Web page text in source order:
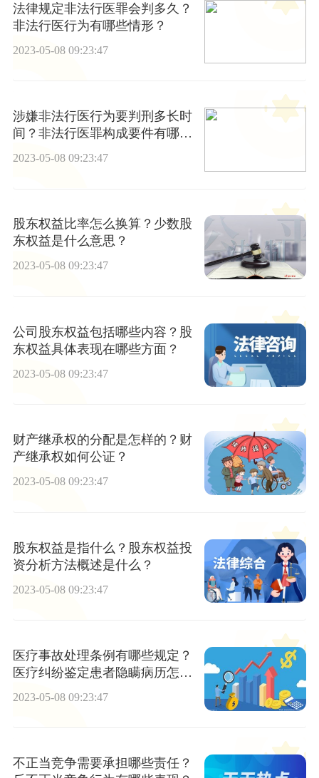
法律规定非法行医罪会判多久？
非法行医行为有哪些情形？
2023-05-08 09:23:47
涉嫌非法行医行为要判刑多长时
间？非法行医罪构成要件有哪
些？
2023-05-08 09:23:47
股东权益比率怎么换算？少数股
东权益是什么意思？
2023-05-08 09:23:47
公司股东权益包括哪些内容？股
东权益具体表现在哪些方面？
2023-05-08 09:23:47
财产继承权的分配是怎样的？财
产继承权如何公证？
2023-05-08 09:23:47
股东权益是指什么？股东权益投
资分析方法概述是什么？
2023-05-08 09:23:47
医疗事故处理条例有哪些规定？
医疗纠纷鉴定患者隐瞒病历怎么
2023-05-08 09:23:47
不正当竞争需要承担哪些责任？